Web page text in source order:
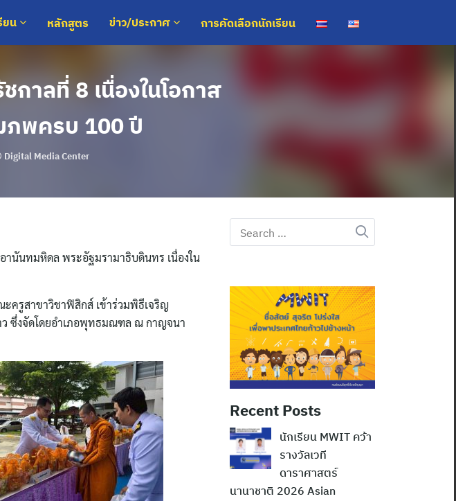
ยน หลักสูตร ข่าว/ประกาศ การคัดเลือกนักเรียน
กาลที่ 8 เนื่องในโอกาส
ภพครบ 100 ปี
Digital Media Center
านันทมหิดล พระอัฐมรามาธิบดินทร เนื่องใน
ครูสาขาวิชาฟิสิกส์ เข้าร่วมพิธีเจริญ
ซึ่งจัดโดยอำเภอพุทธมณฑล ณ กาญจนา
Search
for:
Recent Posts
นักเรียน MWIT คว้า
รางวัลเวที
ดาราศาสตร์
นานาชาติ 2026 Asian